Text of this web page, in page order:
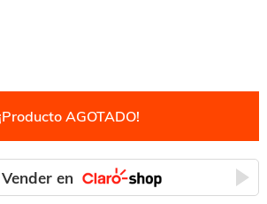
¡Producto AGOTADO!
Vender en